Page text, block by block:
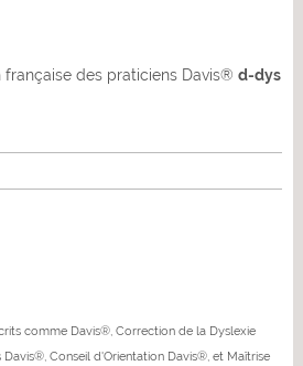
des praticiens Davis® d-dys
comme Davis®, Correction de la Dyslexie
Conseil d'Orientation Davis®, et Maîtrise